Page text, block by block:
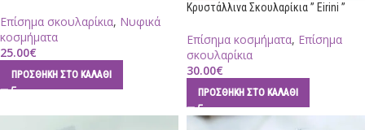
Επίσημα σκουλαρίκια, Νυφικά
κοσμήματα
25.00€
ΠΡΟΣΘΉΚΗ ΣΤΟ ΚΑΛΆΘΙ
Κρυστάλλινα Σκουλαρίκια ” Eirini ”
Επίσημα κοσμήματα, Επίσημα
σκουλαρίκια
30.00€
ΠΡΟΣΘΉΚΗ ΣΤΟ ΚΑΛΆΘΙ